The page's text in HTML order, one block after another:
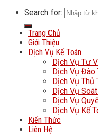
Search for:
Trang Chủ
Giới Thiệu
Dịch Vụ Kế Toán
Dịch Vụ Tư
Dịch Vụ Đào
Dịch Vụ Thủ
Dịch Vụ
Dịch Vụ
Dịch Vụ Kế
Kiến Thức
Liên Hệ